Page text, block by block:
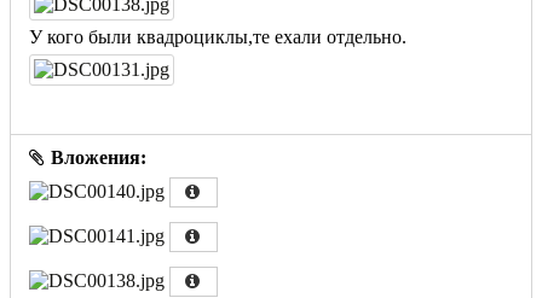
У кого были квадроциклы,те ехали отдельно.
Вложения: